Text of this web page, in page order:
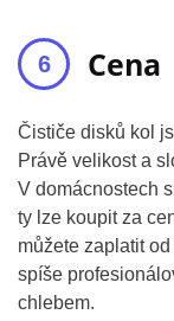
Cena
Čističe disků kol
Právě velikost a
V domácnostech
ty lze koupit za
můžete zaplatit
spíše
chlebem.